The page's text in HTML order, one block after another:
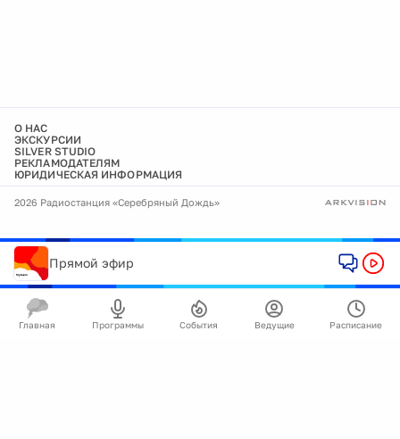
О НАС
ЭКСКУРСИИ
SILVER STUDIO
РЕКЛАМОДАТЕЛЯМ
ЮРИДИЧЕСКАЯ ИНФОРМАЦИЯ
2026 Радиостанция «Серебряный Дождь»
Прямой эфир
Главная Программы События Ведущие Расписание